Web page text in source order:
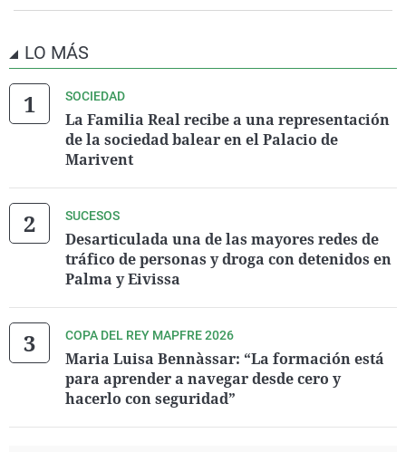
LO MÁS
SOCIEDAD
La Familia Real recibe a una representación
de la sociedad balear en el Palacio de
Marivent
SUCESOS
Desarticulada una de las mayores redes de
tráfico de personas y droga con detenidos en
Palma y Eivissa
COPA DEL REY MAPFRE 2026
Maria Luisa Bennàssar: “La formación está
para aprender a navegar desde cero y
hacerlo con seguridad”